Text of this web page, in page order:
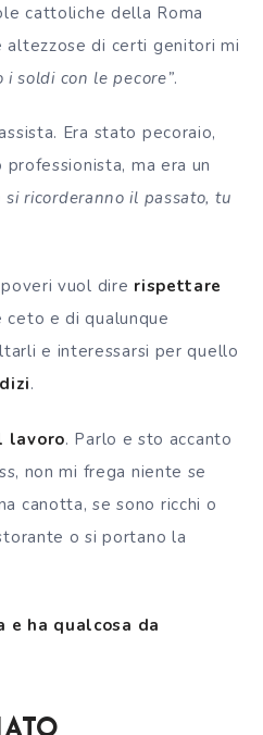
cattoliche della Roma
altezzose di certi genitori mi
soldi con le pecore”.
Era stato pecoraio,
ma era un
si ricorderanno il passato, tu
vuol dire rispettare
ceto e di qualunque
e interessarsi per quello
.
lavoro. Parlo e sto accanto
non mi frega niente se
canotta, se sono ricchi o
o si portano la
e ha qualcosa da